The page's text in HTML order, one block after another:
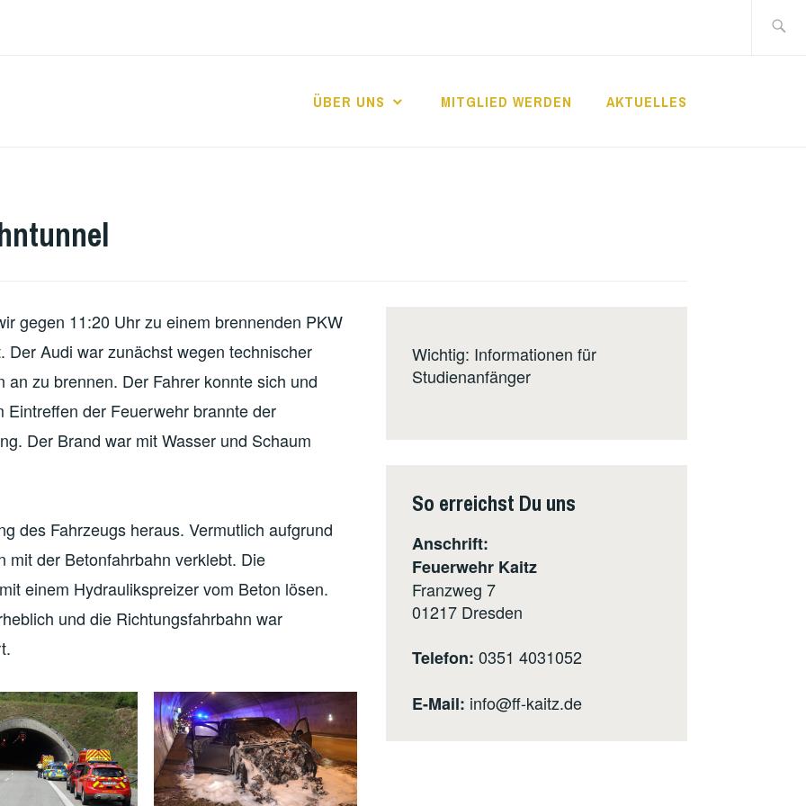
nach:
ÜBER UNS MITGLIED WERDEN AKTUELLES
gegen 11:20 Uhr zu einem brennenden PKW
Audi war zunächst wegen technischer
zu brennen. Der Fahrer konnte sich und
der Feuerwehr brannte der
Der Brand war mit Wasser und Schaum
des Fahrzeugs heraus. Vermutlich aufgrund
mit der Betonfahrbahn verklebt. Die
einem Hydraulikspreizer vom Beton lösen.
und die Richtungsfahrbahn war
Wichtig: Informationen für
Studienanfänger
So erreichst Du uns
Anschrift:
Feuerwehr Kaitz
Franzweg 7
01217 Dresden
Telefon: 0351 4031052
E-Mail: info@ff-kaitz.de